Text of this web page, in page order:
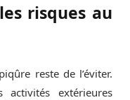
risques au
reste de l’éviter.
activités extérieures